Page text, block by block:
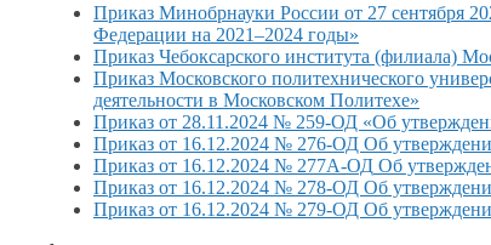
Приказ Минобрнауки России от 27 сентября
Федерации на 2021–2024 годы»
Приказ Чебоксарского института (филиала)
Приказ Московского политехнического
деятельности в Московском Политехе»
Приказ от 28.11.2024 № 259-ОД «Об
Приказ от 16.12.2024 № 276-ОД Об
Приказ от 16.12.2024 № 277А-ОД Об
Приказ от 16.12.2024 № 278-ОД Об
Приказ от 16.12.2024 № 279-ОД Об